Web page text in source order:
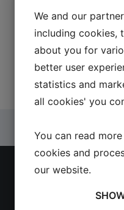
Categories
Sites A-H
Post
navigation
Günstige e
Zahnräder, z.B.
Latest news
We and our
including cookies,
about you for
better user
statistics and
all cookies' you
You can read
cookies and
our website.